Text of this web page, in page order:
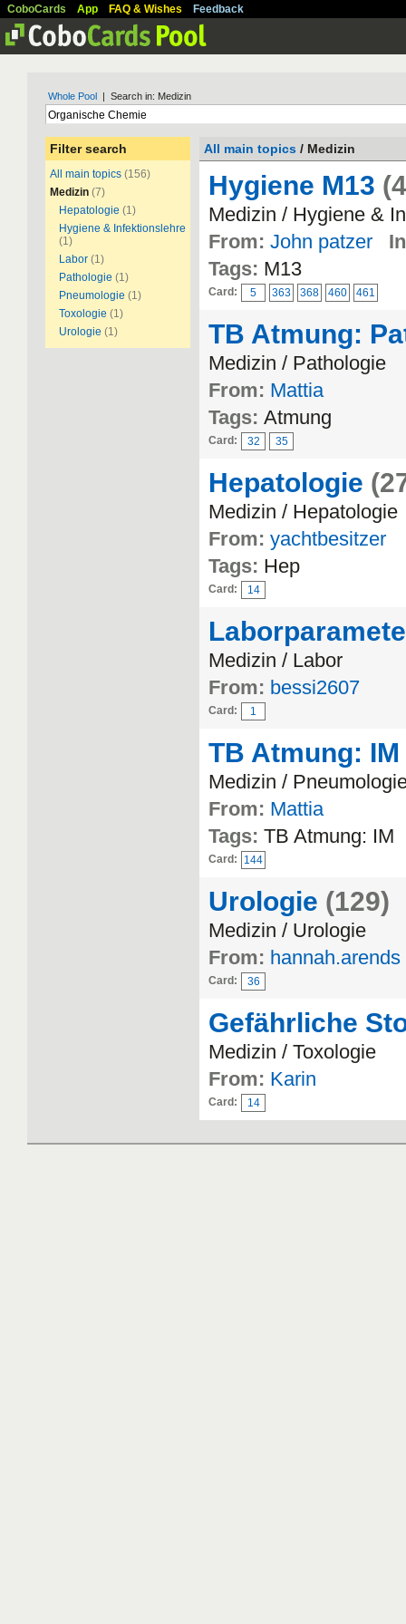
CoboCards App FAQ & Wishes Feedback
Whole Pool | Search in: Medizin
Filter search
All main topics (156)
Medizin (7)
Hepatologie (1)
Hygiene & Infektionslehre
(1)
Labor (1)
Pathologie (1)
Pneumologie (1)
Toxologie (1)
Urologie (1)
All main topics / Medizin
Hygiene M13
Medizin / Hygiene &
From: John patzer
Tags: M13
Card: 5 363 368 460 461
TB Atmung:
Medizin / Pathologie
From: Mattia
Tags: Atmung
Card: 32 35
Hepatologie
Medizin / Hepatologie
From: yachtbesitzer
Tags: Hep
Card: 14
Medizin / Labor
From: bessi2607
Card: 1
TB Atmung:
Medizin /
From: Mattia
Tags: TB Atmung: IM
Card: 144
Urologie (129)
Medizin / Urologie
From: hannah.arends
Card: 36
Gefährliche
Medizin / Toxologie
From: Karin
Card: 14